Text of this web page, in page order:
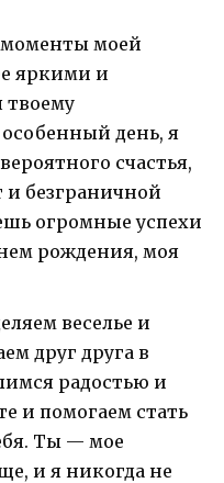
моменты моей
яркими и
твоему
день, я
счастья,
и безграничной
огромные успехи
рождения, моя
веселье и
друг друга в
радостью и
и помогаем стать
Ты — мое
и я никогда не